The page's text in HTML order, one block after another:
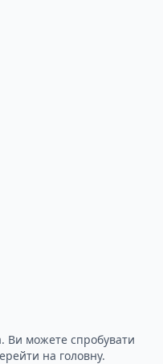
Ви можете спробувати
на головну.